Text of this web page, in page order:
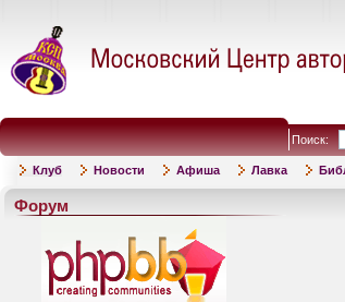
Поиск:
Клуб Новости Афиша Лавка
Форум